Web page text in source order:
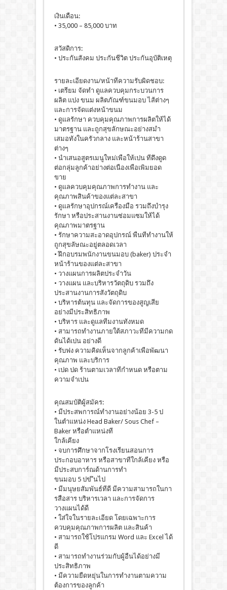
เงินเดือน:
• 35,000 – 85,000 บาท
สวัสดิการ:
• ประกันสังคม ประกันชีวิต ประกันอุบัติเหตุ
รายละเอียดงาน/หน้าทีความรับผิดชอบ:
• เตรียม จัดทํา ดูแลควบคุมกระบวนการ
ผลิต แปง ขนม ผลิตภัณฑ์ขนมอบ ไส้ต่างๆ
และการจัดแต่งหน้าขนม
• ดูแลรักษา ควบคุมคุณภาพการผลิตให้ได้
มาตรฐาน และถูกสุขลักษณะอย่างสมํา
เสมอทังในครัวกลาง และหน้าร้านสาขา
ต่างๆ
• นําเสนอสูตรเมนูใหม่เพือให้เปน ทีดึงดูด
ต่อกลุ่มลูกค้าอย่างต่อเนืองเพือเพิมยอด
ขาย
• ดูแลควบคุมคุณภาพการทํางาน และ
คุณภาพสินค้าของแต่ละสาขา
• ดูแลรักษาอุปกรณ์เครืองมือ รวมถึงบํารุง
รักษา หรือประสานงานซ่อมแซมให้ได้
คุณภาพมาตรฐาน
• รักษาความสะอาดอุปกรณ์ พืนทีทํางานให้
ถูกสุขลัษณะอยู่ตลอดเวลา
• ฝึกอบรมพนักงานขนมอบ (baker) ประจํา
หน้าร้านของแต่ละสาขา
• วางแผนการผลิตประจําวัน
• วางแผน และบริหารวัตถุดิบ รวมถึง
ประสานงานการสังวัตถุดิบ
• บริหารต้นทุน และจัดการของสูญเสีย
อย่างมีประสิทธิภาพ
• บริหาร และดูแลทีมงานทังหมด
• สามารถทํางานภายใต้สภาวะทีมีความกด
ดันได้เปน อย่างดี
• รับฟง ความคิดเห็นจากลูกค้าเพือพัฒนา
คุณภาพ และบริการ
• เปด ปด ร้านตามเวลาทีกําหนด หรือตาม
ความจําเปน
คุณสมบัติผู้สมัคร:
• มีประสพการณ์ทํางานอย่างน้อย 3-5 ป
ในตําแหน่ง Head Baker/ Sous Chef –
Baker หรือตําแหน่งที
ใกล้เคียง
• จบการศึกษาจากโรงเรียนสอนการ
ประกอบอาหาร หรือสาขาทีใกล้เคียง หรือ
มีประสบการ์ณด้านการทํา
ขนมอบ 5 ปข ึนไป
• มีมนุษยสัมพันธ์ทีดี มีความสามารถในกา
รสือสาร บริหารเวลา และการจัดการ
วางแผนได้ดี
• ใส่ใจในรายละเอียด โดยเฉพาะการ
ควบคุมคุณภาพการผลิต และสินค้า
• สามารถใช้โปรแกรม Word และ Excel ได้
ดี
• สามารถทํางานร่วมกับผู้อืนได้อย่างมี
ประสิทธิภาพ
• มีความยืดหยุ่นในการทํางานตามความ
ต้องการของลูกค้า